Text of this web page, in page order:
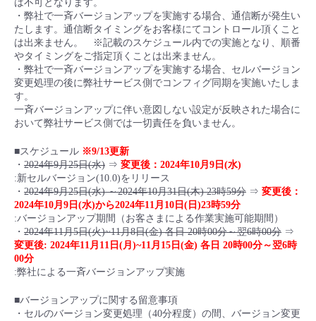
は不可となります。
・弊社で一斉バージョンアップを実施する場合、通信断が発生い
たします。通信断タイミングをお客様にてコントロール頂くこと
は出来ません。 ※記載のスケジュール内での実施となり、順番
やタイミングをご指定頂くことは出来ません。
・弊社で一斉バージョンアップを実施する場合、セルバージョン
変更処理の後に弊社サービス側でコンフィグ同期を実施いたしま
す。
一斉バージョンアップに伴い意図しない設定が反映された場合に
おいて弊社サービス側では一切責任を負いません。
■スケジュール ※9/13更新
・ 2024年9月25日(水) ⇒ 変更後：2024年10月9日(水)
:新セルバージョン(10.0)をリリース
・ 2024年9月25日(水) ～2024年10月31日(木) 23時59分 ⇒ 変更後：
2024年10月9日(水)から2024年11月10日(日)23時59分
:バージョンアップ期間（お客さまによる作業実施可能期間）
・ 2024年11月5日(火)~11月8日(金) 各日 20時00分～翌6時00分 ⇒
変更後: 2024年11月11日(月)~11月15日(金) 各日 20時00分～翌6時
00分
:弊社による一斉バージョンアップ実施
■バージョンアップに関する留意事項
・セルのバージョン変更処理（40分程度）の間、バージョン変更